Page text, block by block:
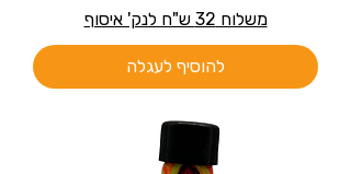
משלוח 32 ש"ח לנק' איסוף
להוסיף לעגלה